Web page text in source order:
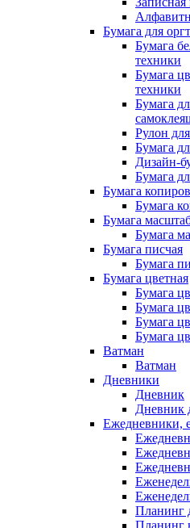
Бумага для
Бумага
техники
Бумага
техники
Бумага
Рулон
Бумага
Дизайн-
Бумага
Бумага
Бумага
Бумага
Бумага
Бумага писчая
Бумага
Бумага цветная
Бумага
Бумага
Бумага
Бумага
Ватман
Ватман
Дневники
Дневник
Дневник
Ежедневники,
Планинг
Планинг